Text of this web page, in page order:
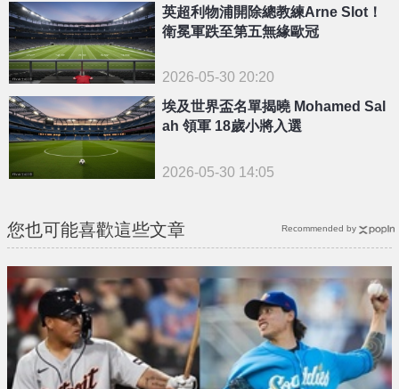
英超利物浦開除總教練Arne Slot！
衛冕軍跌至第五無緣歐冠
2026-05-30 20:20
埃及世界盃名單揭曉 Mohamed Sal
ah 領軍 18歲小將入選
2026-05-30 14:05
您也可能喜歡這些文章 Recommended by